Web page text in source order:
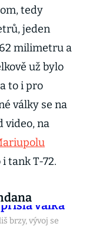
píše
tisk
tedy
jeden
milimetru a
už bylo
to i pro
války se na
video, na
tank T-72.
brzy, vývoj se